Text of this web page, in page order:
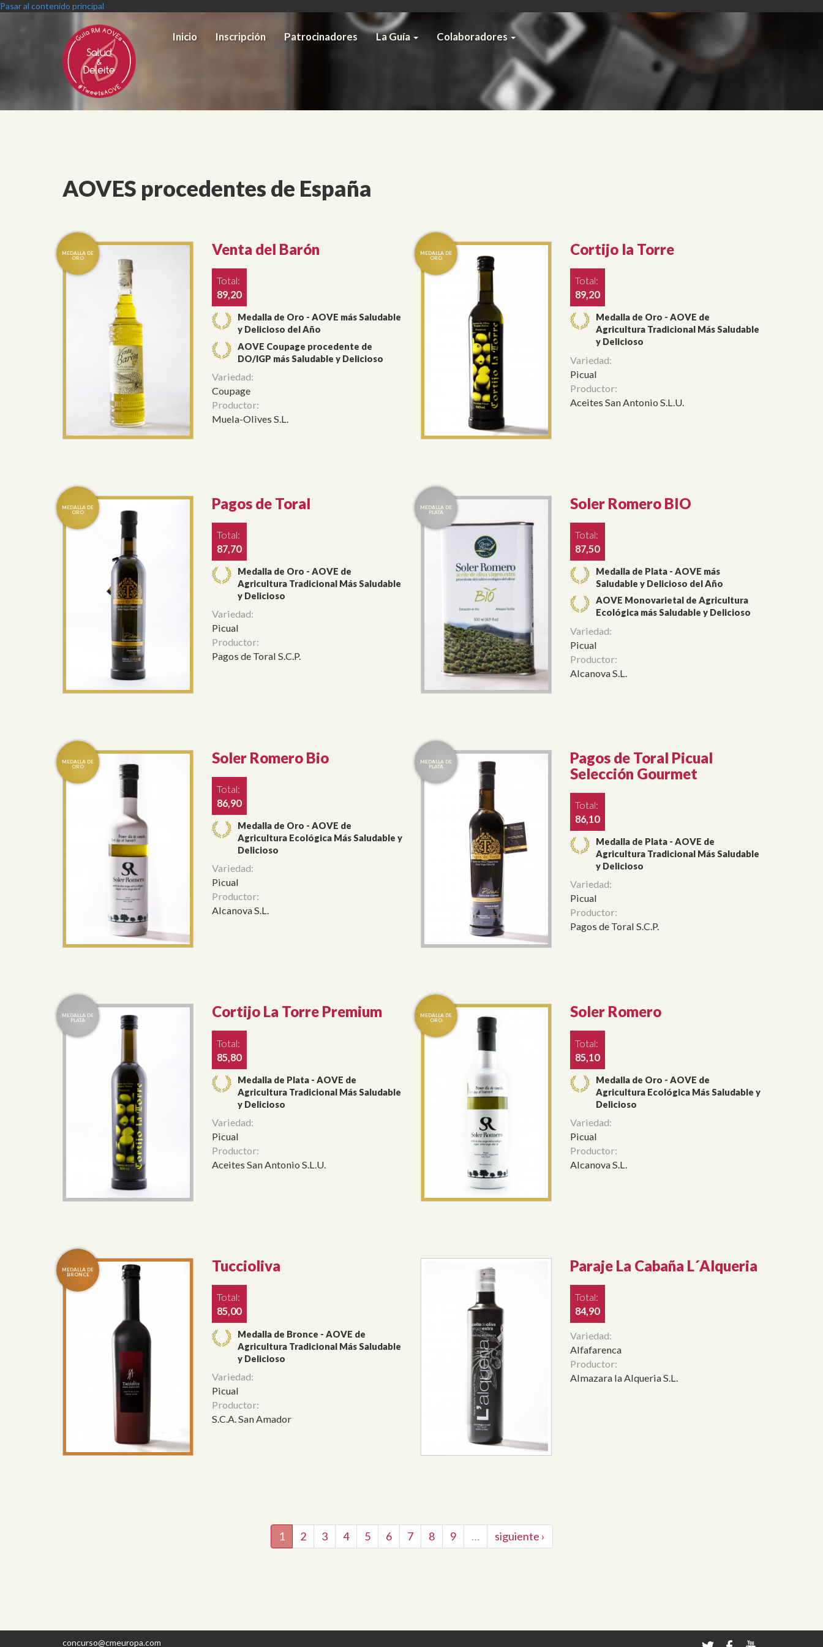
Pasar al contenido principal
Inicio Inscripción Patrocinadores La Guía Colaboradores
AOVES procedentes de España
Venta del Barón
Total:
89,20
Medalla de Oro - AOVE más Saludable
y Delicioso del Año
AOVE Coupage procedente de
DO/IGP más Saludable y Delicioso
Variedad:
Coupage
Productor:
Muela-Olives S.L.
Cortijo la Torre
Total:
89,20
Medalla de Oro - AOVE de
Agricultura Tradicional Más Saludable
y Delicioso
Variedad:
Picual
Productor:
Aceites San Antonio S.L.U.
Pagos de Toral
Total:
87,70
Medalla de Oro - AOVE de
Agricultura Tradicional Más Saludable
y Delicioso
Variedad:
Picual
Productor:
Pagos de Toral S.C.P.
Soler Romero BIO
Total:
87,50
Medalla de Plata - AOVE más
Saludable y Delicioso del Año
AOVE Monovarietal de Agricultura
Ecológica más Saludable y Delicioso
Variedad:
Picual
Productor:
Alcanova S.L.
Soler Romero Bio
Total:
86,90
Medalla de Oro - AOVE de
Agricultura Ecológica Más Saludable y
Delicioso
Variedad:
Picual
Productor:
Alcanova S.L.
Pagos de Toral Picual
Selección Gourmet
Total:
86,10
Medalla de Plata - AOVE de
Agricultura Tradicional Más Saludable
y Delicioso
Variedad:
Picual
Productor:
Pagos de Toral S.C.P.
Cortijo La Torre Premium
Total:
85,80
Medalla de Plata - AOVE de
Agricultura Tradicional Más Saludable
y Delicioso
Variedad:
Picual
Productor:
Aceites San Antonio S.L.U.
Soler Romero
Total:
85,10
Medalla de Oro - AOVE de
Agricultura Ecológica Más Saludable y
Delicioso
Variedad:
Picual
Productor:
Alcanova S.L.
Tuccioliva
Total:
85,00
Medalla de Bronce - AOVE de
Agricultura Tradicional Más Saludable
y Delicioso
Variedad:
Picual
Productor:
S.C.A. San Amador
Paraje La Cabaña L´Alqueria
Total:
84,90
Variedad:
Alfafarenca
Productor:
Almazara la Alqueria S.L.
1 2 3 4 5 6 7 8 9 … siguiente ›
concurso@cmeuropa.com